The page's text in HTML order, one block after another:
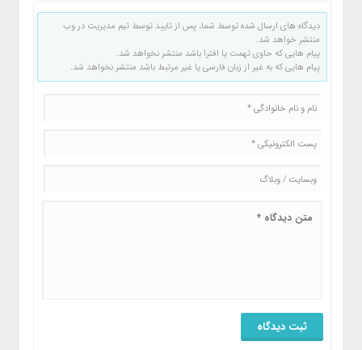
دیدگاه های ارسال شده توسط شما، پس از تایید توسط تیم مدیریت در وب
منتشر خواهد شد.
پیام هایی که حاوی تهمت یا افترا باشد منتشر نخواهد شد.
پیام هایی که به غیر از زبان فارسی یا غیر مرتبط باشد منتشر نخواهد شد.